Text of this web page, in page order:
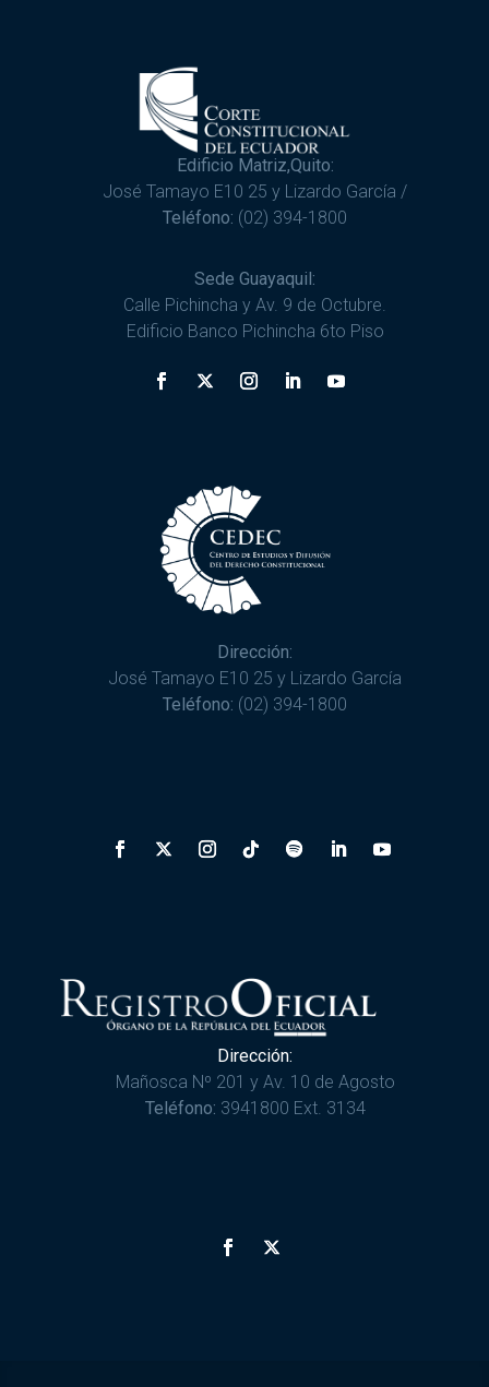
Edificio Matriz,Quito:
José Tamayo E10 25 y Lizardo García /
Teléfono: (02) 394-1800
Sede Guayaquil:
Calle Pichincha y Av. 9 de Octubre.
Edificio Banco Pichincha 6to Piso
Dirección:
José Tamayo E10 25 y Lizardo García
Teléfono: (02) 394-1800
Dirección:
Mañosca Nº 201 y Av. 10 de Agosto
Teléfono: 3941800 Ext. 3134